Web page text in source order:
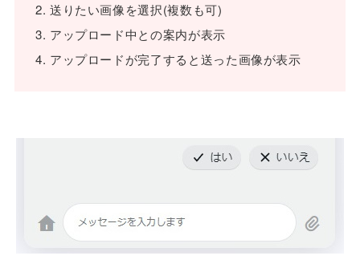
送りたい画像を選択(複数も可)
アップロード中との案内が表示
アップロードが完了すると送った画像が表示